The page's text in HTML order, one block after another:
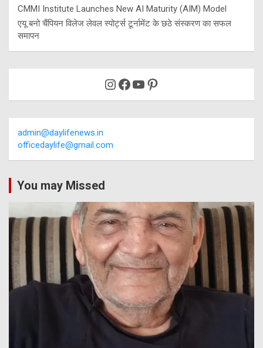
CMMI Institute Launches New AI Maturity (AIM) Model
एयू बनो चैंपियन विलेज लेवल स्पोर्ट्स टूर्नामेंट के छठे संस्करण का सफल
समापन
Instagram
Facebook
YouTube
Pinterest
admin@daylifenews.in
officedaylife@gmail.com
You may Missed